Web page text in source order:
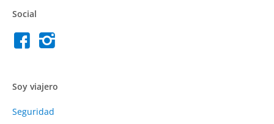
Social
Soy viajero
Seguridad